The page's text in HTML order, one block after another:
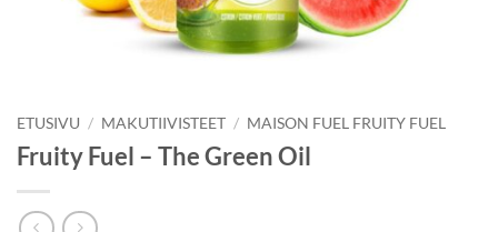
ETUSIVU / MAKUTIIVISTEET / MAISON FUEL FRUITY FUEL
Fruity Fuel – The Green Oil